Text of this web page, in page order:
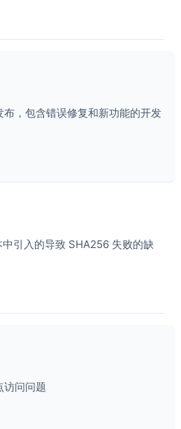
，包含错误修复和新功能的开发
引入的导致 SHA256 失败的缺
访问问题